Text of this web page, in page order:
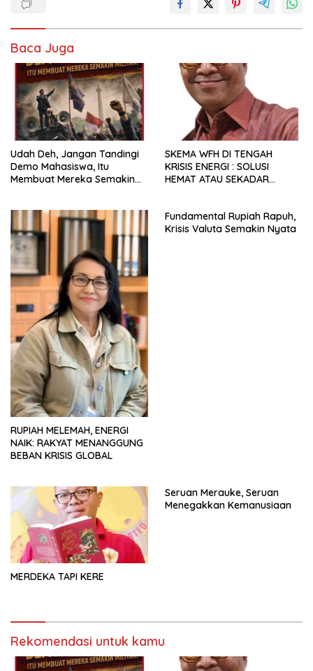
Baca Juga
Udah Deh, Jangan Tandingi
Demo Mahasiswa, Itu
Membuat Mereka Semakin
SKEMA WFH DI TENGAH
KRISIS ENERGI : SOLUSI
HEMAT ATAU SEKADAR
RUPIAH MELEMAH, ENERGI
NAIK: RAKYAT MENANGGUNG
BEBAN KRISIS GLOBAL
Fundamental Rupiah Rapuh,
Krisis Valuta Semakin Nyata
MERDEKA TAPI KERE
Seruan Merauke, Seruan
Menegakkan Kemanusiaan
Rekomendasi untuk kamu